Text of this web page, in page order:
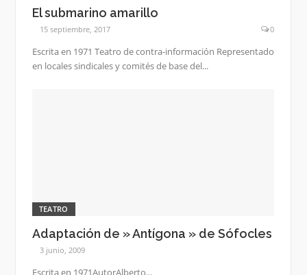
El submarino amarillo
15 septiembre, 2017 0
Escrita en 1971 Teatro de contra-información Representado
en locales sindicales y comités de base del...
TEATRO
Adaptación de » Antígona » de Sófocles
3 junio, 2009
Escrita en 1971AutorAlberto...